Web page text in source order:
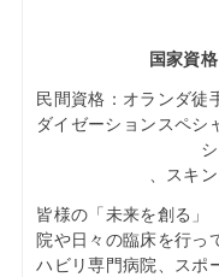
国家資
民間資格：オランダ徒
ダイゼーションスペシ
、スキ
皆様の「未来を創る
院や日々の臨床を行
ハビリ専門病院、スポ